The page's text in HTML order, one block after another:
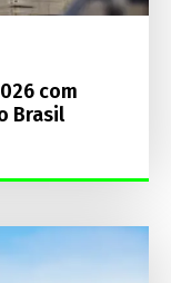
com
Brasil